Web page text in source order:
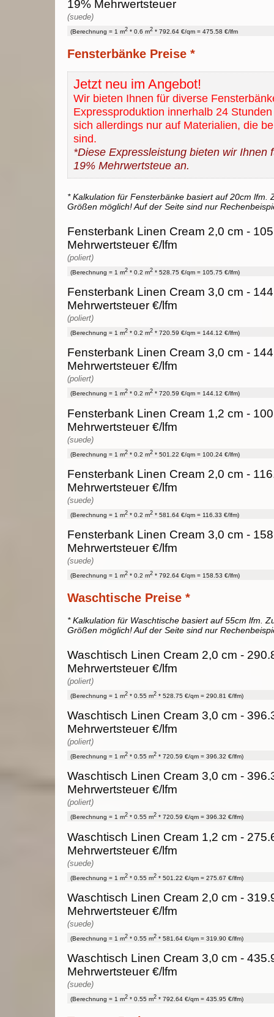
19% Mehrwertsteuer
(suede)
(Berechnung = 1 m2 * 0.6 m2 * 792.64 €/qm = 475.58 €/lfm
Fensterbänke Preise *
Jetzt neu im Angebot!
Wir bieten Ihnen für diverse
Expressproduktion innerhalb 24
sich allerdings nur auf Materialien, die
sind.
*Diese Expressleistung bieten wir Ihnen
19% Mehrwertsteue an.
* Kalkulation für Fensterbänke basiert auf 20cm lfm.
Größen möglich! Auf der Seite sind nur
Fensterbank Linen Cream 2,0 cm -
Mehrwertsteuer €/lfm
(poliert)
(Berechnung = 1 m2 * 0.2 m2 * 528.75 €/qm = 105.75 €/lfm)
Fensterbank Linen Cream 3,0 cm -
Mehrwertsteuer €/lfm
(poliert)
(Berechnung = 1 m2 * 0.2 m2 * 720.59 €/qm = 144.12 €/lfm)
Fensterbank Linen Cream 3,0 cm -
Mehrwertsteuer €/lfm
(poliert)
(Berechnung = 1 m2 * 0.2 m2 * 720.59 €/qm = 144.12 €/lfm)
Fensterbank Linen Cream 1,2 cm -
Mehrwertsteuer €/lfm
(suede)
(Berechnung = 1 m2 * 0.2 m2 * 501.22 €/qm = 100.24 €/lfm)
Fensterbank Linen Cream 2,0 cm -
Mehrwertsteuer €/lfm
(suede)
(Berechnung = 1 m2 * 0.2 m2 * 581.64 €/qm = 116.33 €/lfm)
Fensterbank Linen Cream 3,0 cm -
Mehrwertsteuer €/lfm
(suede)
(Berechnung = 1 m2 * 0.2 m2 * 792.64 €/qm = 158.53 €/lfm)
Waschtische Preise *
* Kalkulation für Waschtische basiert auf 55cm lfm.
Größen möglich! Auf der Seite sind nur
Waschtisch Linen Cream 2,0 cm -
Mehrwertsteuer €/lfm
(poliert)
(Berechnung = 1 m2 * 0.55 m2 * 528.75 €/qm = 290.81 €/lfm)
Waschtisch Linen Cream 3,0 cm -
Mehrwertsteuer €/lfm
(poliert)
(Berechnung = 1 m2 * 0.55 m2 * 720.59 €/qm = 396.32 €/lfm)
Waschtisch Linen Cream 3,0 cm -
Mehrwertsteuer €/lfm
(poliert)
(Berechnung = 1 m2 * 0.55 m2 * 720.59 €/qm = 396.32 €/lfm)
Waschtisch Linen Cream 1,2 cm -
Mehrwertsteuer €/lfm
(suede)
(Berechnung = 1 m2 * 0.55 m2 * 501.22 €/qm = 275.67 €/lfm)
Waschtisch Linen Cream 2,0 cm -
Mehrwertsteuer €/lfm
(suede)
(Berechnung = 1 m2 * 0.55 m2 * 581.64 €/qm = 319.90 €/lfm)
Waschtisch Linen Cream 3,0 cm -
Mehrwertsteuer €/lfm
(suede)
(Berechnung = 1 m2 * 0.55 m2 * 792.64 €/qm = 435.95 €/lfm)